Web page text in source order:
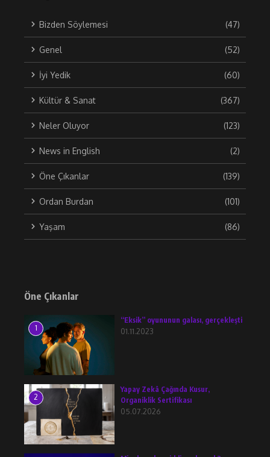
Bizden Söylemesi (47)
Genel (52)
İyi Yedik (60)
Kültür & Sanat (367)
Neler Oluyor (123)
News in English (2)
Öne Çıkanlar (139)
Ordan Burdan (101)
Yaşam (86)
Öne Çıkanlar
1
“Eksik” oyununun galası, gerçekleşti
01.11.2023
2
Yapay Zekâ Çağında Kusur,
Organiklik Sertifikası
05.07.2026